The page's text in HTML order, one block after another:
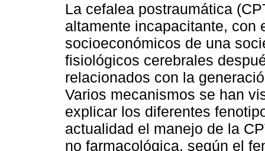
La cefalea postraumática
altamente incapacitante, con
socioeconómicos de una
fisiológicos cerebrales
relacionados con la
Varios mecanismos se han
explicar los diferentes
actualidad el manejo de la
no farmacológica, según el